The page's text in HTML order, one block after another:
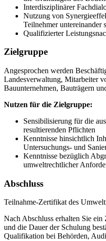
Interdisziplinärer
Nutzung von
Teilnehmer untereinander
Qualifizierter
Zielgruppe
Angesprochen werden
Landesverwaltung, Mitarbeiter
Bauunternehmen, Bauträgern
Nutzen für die Zielgruppe:
Sensibilisierung für die
resultierenden Pflichten
Kenntnisse hinsichtlich
Untersuchungs- und
Kenntnisse bezüglich
umweltrechtlicher
Abschluss
Teilnahme-Zertifikat des
Nach Abschluss erhalten Sie
und die Dauer der Schulung
Qualifikation bei Behörden,